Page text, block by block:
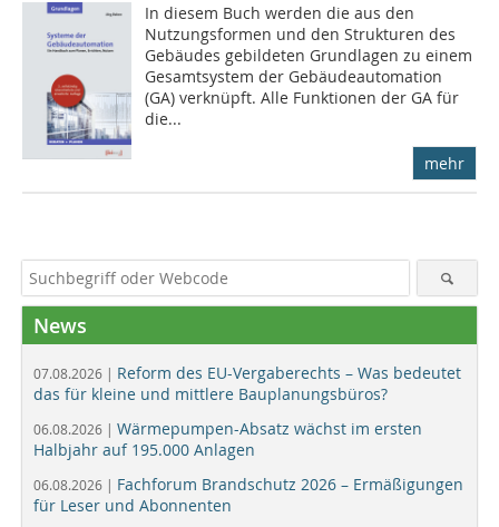
In diesem Buch werden die aus den
Nutzungsformen und den Strukturen des
Gebäudes gebildeten Grundlagen zu einem
Gesamtsystem der Gebäude­automation
(GA) verknüpft. Alle Funktionen der GA für
die...
mehr
News
07.08.2026 | Reform des EU-Vergaberechts – Was bedeutet
das für kleine und mittlere Bauplanungsbüros?
06.08.2026 | Wärmepumpen-Absatz wächst im ersten
Halbjahr auf 195.000 Anlagen
06.08.2026 | Fachforum Brandschutz 2026 – Ermäßigungen
für Leser und Abonnenten